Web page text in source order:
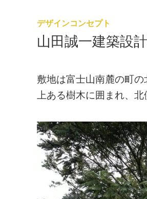
デザインコンセプト
山田誠一建築設
敷地は富士山南麓の町
上ある樹木に囲まれ、